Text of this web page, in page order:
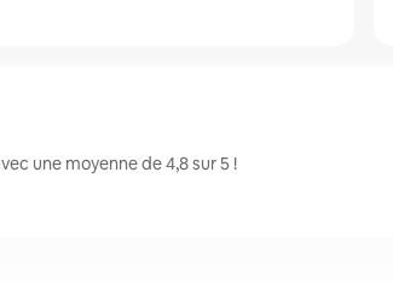
une moyenne de 4,8 sur 5 !